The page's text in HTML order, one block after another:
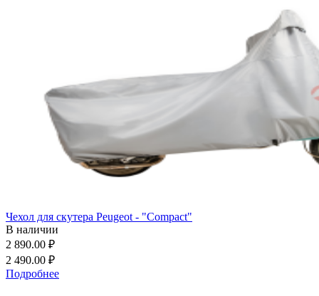
Чехол для скутера Peugeot - "Compact"
В наличии
2 890.00 ₽
2 490.00 ₽
Подробнее